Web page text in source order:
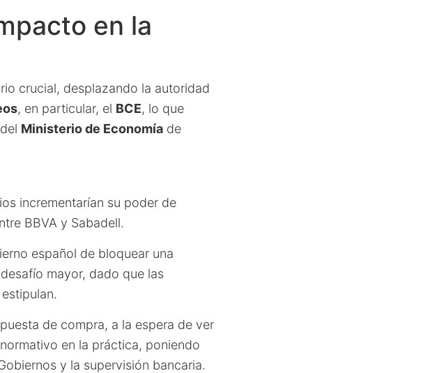
en la
crucial, desplazando la autoridad
, en particular, el BCE, lo que
Ministerio de Economía de
incrementarían su poder de
BBVA y Sabadell.
español de bloquear una
mayor, dado que las
de compra, a la espera de ver
en la práctica, poniendo
y la supervisión bancaria.